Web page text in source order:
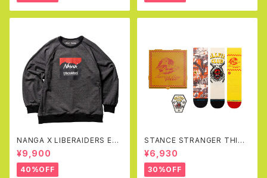
NANGA X LIBERAIDERS EC
O HYBRID SWEAT SHIRT(B
LACK)
¥9,900
40%OFF
STANCE STRANGER THING
S X STANCE CREW SOCKS
BOX SET
¥6,930
30%OFF